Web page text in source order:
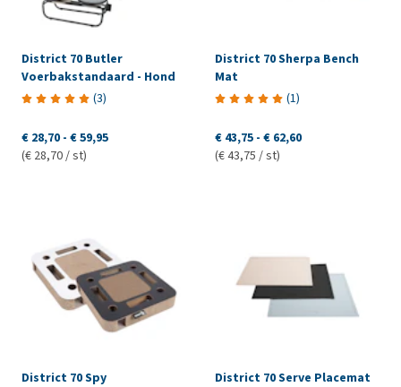
District 70 Butler
Voerbakstandaard - Hond
(3)
€ 28,70 - € 59,95
(€ 28,70 / st)
District 70 Sherpa Bench
Mat
(1)
€ 43,75 - € 62,60
(€ 43,75 / st)
District 70 Spy
District 70 Serve Placemat